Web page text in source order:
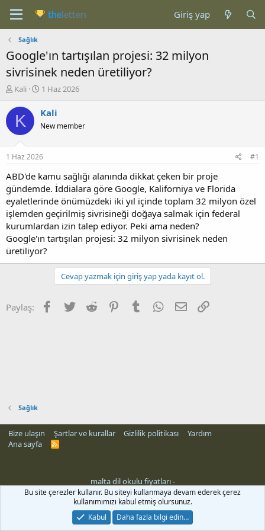
Giriş yap
Sağlık
Google'ın tartışılan projesi: 32 milyon
sivrisinek neden üretiliyor?
K
n
b
u
u
b
a
ş
l
a
t
a
n
Kali
B
ş
a
g
ı
ç
a
r
i
h
i
1 Haz 2026
K Kali
New member
1 Haz 2026 #1
ABD'de kamu sağlığı alanında dikkat çeken bir proje
gündemde. İddialara göre Google, Kaliforniya ve Florida
eyaletlerinde önümüzdeki iki yıl içinde toplam 32 milyon özel
işlemden geçirilmiş sivrisineği doğaya salmak için federal
kurumlardan izin talep ediyor. Peki ama neden?
Google'ın tartışılan projesi: 32 milyon sivrisinek neden
üretiliyor?
Cevap yazmak için giriş yap yada kayıt ol.
Paylaş: Facebook
Twitter Reddit PinterestTumblr WhatsApp
E-posta
Sağlık
Bize ulaşın Şartlar ve kurallar Gizlilik politikası
Yardım
Ana sayfa
R
malta dil okulu fiyatları-
Bu site çerezler kullanır. Bu siteyi kullanmaya devam ederek çerez
kullanımımızı kabul etmiş olursunuz.
Kabul
Daha fazla bilgi edin…